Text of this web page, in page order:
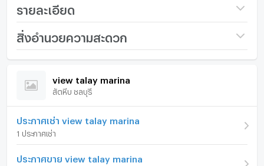
✔ เครื่องซักผ้า
✔ ไมโครเวฟ
💰 ค่าเช่า: 85,000 บาท/เดือน
🔒 มัดจำ: 2 เดือน
✨ เหมาะสำหรับครอบครัว / คนที่ชอบไลฟ์สไตล์หรู / ผู้เช่า
ระยะยาว
รายละเอียด
ชื่อโครงการ view talay marina
/ เดือน
วันที่พร้อมให้เช่า
ค่าเช่าล่วงหน้า
สิ่งอำนวยความสะดวก
ภายในบ้าน ภายในโครงการ
เฟอร์นิเจอร์
โทรศัพท์บ้าน
เครื่องทำน้ำร้อน/น้ำอุ่น
view talay marina
สัตหีบ ชลบุรี
ประกาศเช่า view talay marina
1 ประกาศเช่า
ประกาศขาย view talay marina